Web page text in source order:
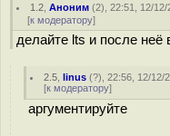
1.2 ,Аноним (2), 22:51, 12/12/
[к модератору]
делайте lts и после неё
2.5 ,linus (?), 22:56, 12/12/
[к модератору]
аргументируйте